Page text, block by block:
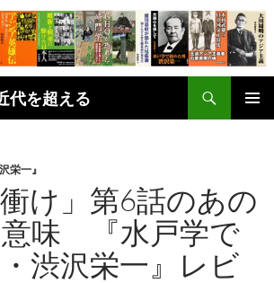
代を超える
栄一』
衝け」第6話のあの
意味 『水戸学で
渋沢栄一』レビ